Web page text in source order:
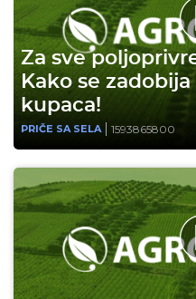
Za sve
Kako se
kupaca!
PRIČE SA SELA 1593865800